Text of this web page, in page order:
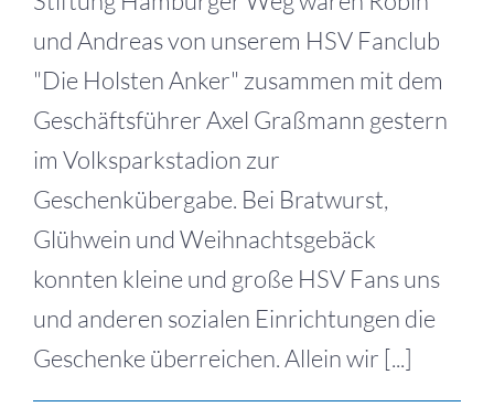
und Andreas von unserem HSV Fanclub
"Die Holsten Anker" zusammen mit dem
Geschäftsführer Axel Graßmann gestern
im Volksparkstadion zur
Geschenkübergabe. Bei Bratwurst,
Glühwein und Weihnachtsgebäck
konnten kleine und große HSV Fans uns
und anderen sozialen Einrichtungen die
Geschenke überreichen. Allein wir [...]